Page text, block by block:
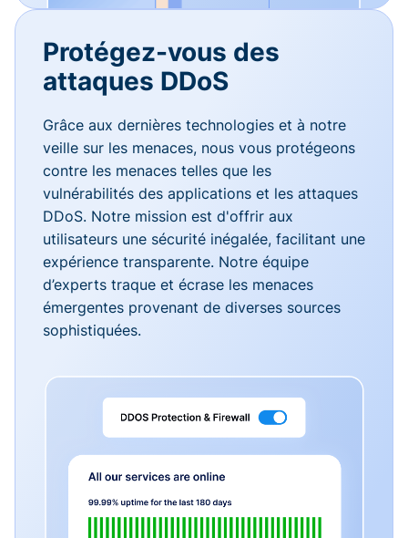
Protégez-vous des
attaques DDoS
Grâce aux dernières technologies et à notre
veille sur les menaces, nous vous protégeons
contre les menaces telles que les
vulnérabilités des applications et les attaques
DDoS. Notre mission est d'offrir aux
utilisateurs une sécurité inégalée, facilitant une
expérience transparente. Notre équipe
d’experts traque et écrase les menaces
émergentes provenant de diverses sources
sophistiquées.